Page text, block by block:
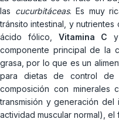
las cucurbitáceas. Es muy
tránsito intestinal, y nutrientes
ácido fólico, Vitamina C
componente principal de la
grasa, por lo que es un
para dietas de control de
composición con minerales
transmisión y generación del
actividad muscular normal),